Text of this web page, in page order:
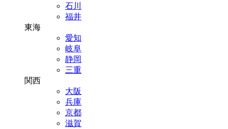
石川
福井
東海
愛知
岐阜
静岡
三重
関西
大阪
兵庫
京都
滋賀